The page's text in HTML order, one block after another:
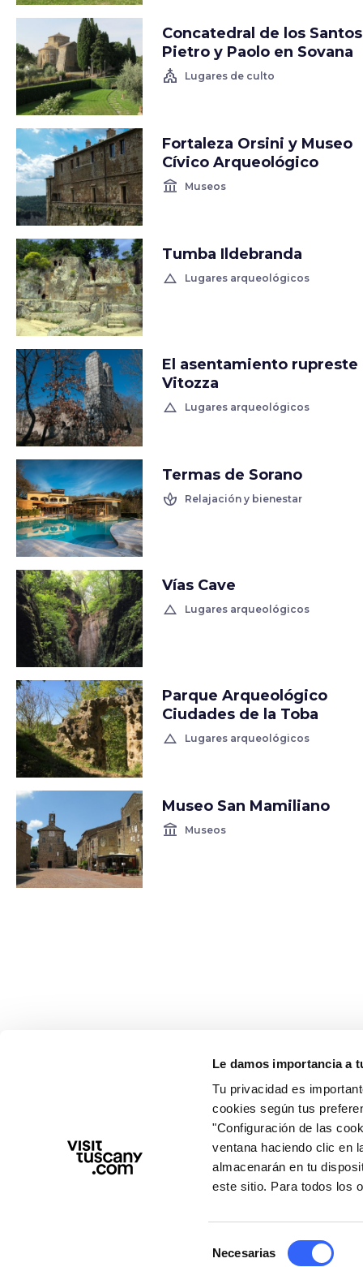
Le damos importancia a
Tu privacidad es
cookies según tus
"Configuración de las
ventana haciendo clic en
almacenarán en tu
este sitio. Para todos los
Necesarias
Concatedral de los Santos
Pietro y Paolo en Sovana
church Lugares de culto
Fortaleza Orsini y Museo
Cívico Arqueológico
account_balance Museos
Tumba Ildebranda
change_history Lugares arqueológicos
El asentamiento rupreste
Vitozza
change_history Lugares arqueológicos
Termas de Sorano
spa Relajación y bienestar
Vías Cave
change_history Lugares arqueológicos
Parque Arqueológico
Ciudades de la Toba
change_history Lugares arqueológicos
Museo San Mamiliano
account_balance Museos